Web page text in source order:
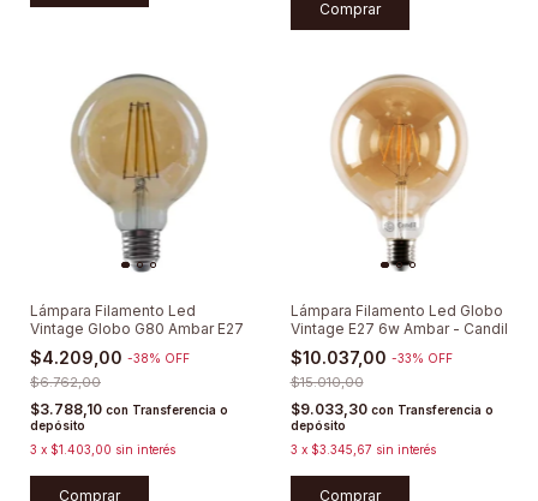
Lámpara Filamento Led
Vintage Globo G80 Ambar E27
$4.209,00 -38% OFF
$6.762,00
$3.788,10 con Transferencia o
depósito
3 x $1.403,00 sin interés
Lámpara Filamento Led Globo
Vintage E27 6w Ambar - Candil
$10.037,00 -33% OFF
$15.010,00
$9.033,30 con Transferencia o
depósito
3 x $3.345,67 sin interés